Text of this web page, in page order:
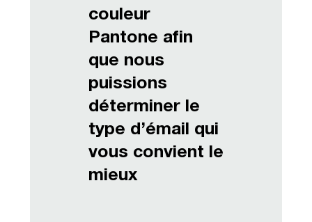
couleur
Pantone afin
que nous
puissions
déterminer le
type d’émail qui
vous convient le
mieux